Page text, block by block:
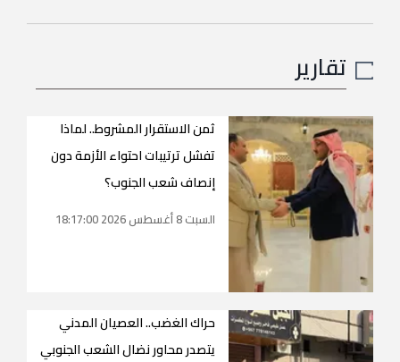
تقارير
ثمن الاستقرار المشروط.. لماذا
تفشل ترتيبات احتواء الأزمة دون
إنصاف شعب الجنوب؟
السبت 8 أغسطس 2026 18:17:00
حراك الغضب.. العصيان المدني
يتصدر محاور نضال الشعب الجنوبي